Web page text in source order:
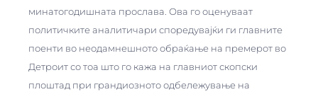
минатогодишната прослава. Ова го оценуваат
политичките аналитичари споредувајќи ги главните
поенти во неодамнешното обраќање на премерот во
Детроит со тоа што го кажа на главниот скопски
плоштад при грандиозното одбележување на